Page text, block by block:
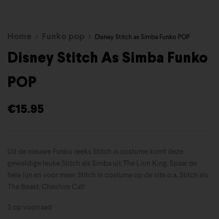
Home Funko pop Disney Stitch as Simba Funko POP
Disney Stitch As Simba Funko
POP
€15.95
Uit de nieuwe Funko reeks Stitch in costume komt deze
geweldige leuke Stitch als Simba uit The Lion King. Spaar de
hele lijn en voor meer Stitch in costume op de site o.a. Stitch als
The Beast, Cheshire Cat!
3 op voorraad